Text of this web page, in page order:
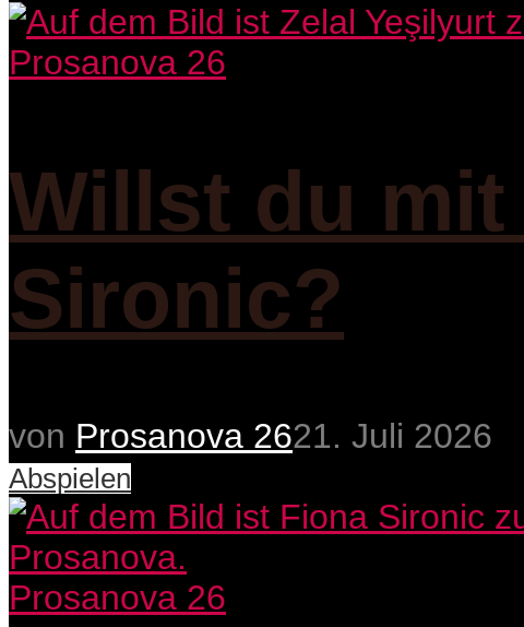
Prosanova 26
Willst du
Sironic?
von Prosanova 2621. Juli 2026
Abspielen
Prosanova 26